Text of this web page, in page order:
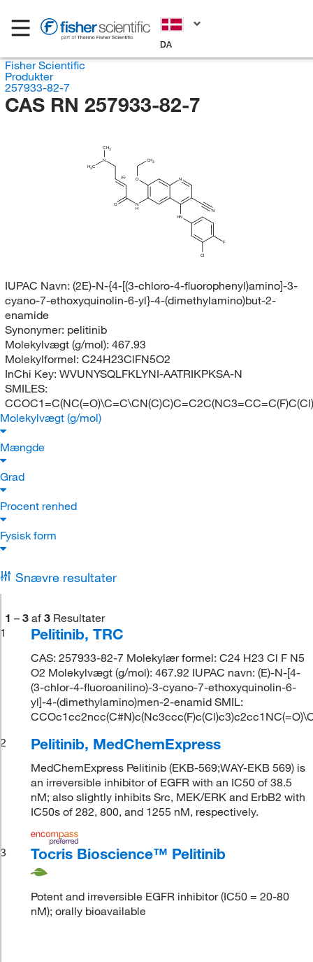
DA
Fisher Scientific
Produkter
257933-82-7
CAS RN 257933-82-7
CH3
O N
N
HN
F
Cl
N
H
O
N
H3C
CH3
(E)
IUPAC Navn: (2E)-N-{4-[(3-chloro-4-fluorophenyl)amino]-3-
cyano-7-ethoxyquinolin-6-yl}-4-(dimethylamino)but-2-
enamide
Synonymer: pelitinib
Molekylvægt (g/mol): 467.93
Molekylformel: C24H23ClFN5O2
InChi Key: WVUNYSQLFKLYNI-AATRIKPKSA-N
SMILES:
Molekylvægt (g/mol)
Mængde
Grad
Procent renhed
Fysisk form
Snævre resultater
1 – 3 af 3 Resultater
1
Pelitinib, TRC
CAS: 257933-82-7 Molekylær formel: C24 H23 Cl F N5
O2 Molekylvægt (g/mol): 467.92 IUPAC navn: (E)-N-[4-
(3-chlor-4-fluoroanilino)-3-cyano-7-ethoxyquinolin-6-
yl]-4-(dimethylamino)men-2-enamid SMIL:
2
Pelitinib, MedChemExpress
MedChemExpress Pelitinib (EKB-569;WAY-EKB 569) is
an irreversible inhibitor of EGFR with an IC50 of 38.5
nM; also slightly inhibits Src, MEK/ERK and ErbB2 with
IC50s of 282, 800, and 1255 nM, respectively.
3 Tocris Bioscience™ Pelitinib
Potent and irreversible EGFR inhibitor (IC50 = 20-80
nM); orally bioavailable